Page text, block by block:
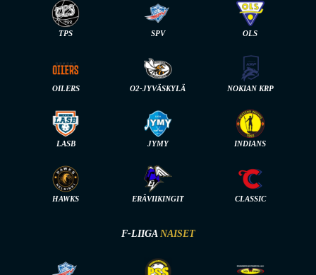
TPS SPV OLS
OILERS O2-JYVÄSKYLÄ NOKIAN KRP
LASB JYMY INDIANS
HAWKS ERÄVIIKINGIT CLASSIC
F-LIIGA NAISET